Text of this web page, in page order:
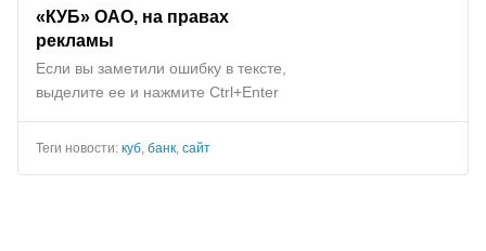
«КУБ» ОАО, на правах
рекламы
Если вы заметили ошибку в тексте,
выделите ее и нажмите Ctrl+Enter
Теги новости: куб, банк, сайт